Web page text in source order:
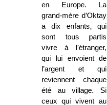
en Europe. La
grand-mère d’Oktay
a dix enfants, qui
sont tous partis
vivre à l’étranger,
qui lui envoient de
l’argent et qui
reviennent chaque
été au village. Si
ceux qui vivent au